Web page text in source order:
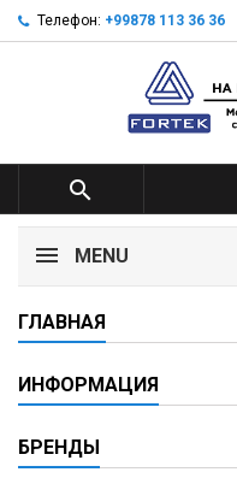
Телефон: +99878 113 36 36

MENU
ГЛАВНАЯ
ИНФОРМАЦИЯ
БРЕНДЫ